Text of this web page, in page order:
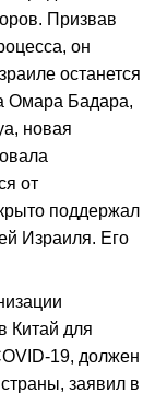
Призвав
он
останется
Омара Бадара,
новая
от
поддержал
Израиля. Его
Китай для
19, должен
заявил в